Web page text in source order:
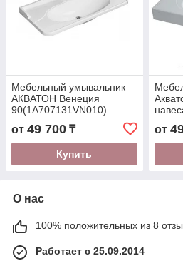
Мебельный умывальник
АКВАТОН Венеция
90(1A707131VN010)
от 49 700 ₸
Купить
от
О нас
100% положительных из 8
Работает с 25.09.2014